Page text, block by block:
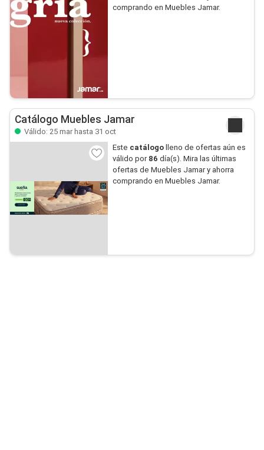
comprando en Muebles Jamar.
Catálogo Muebles Jamar
Válido: 25 mar hasta 31 oct
Este catálogolleno de ofertas aún es
válido por 86 día(s). Mira las últimas
ofertas de Muebles Jamar y ahorra
comprando en Muebles Jamar.